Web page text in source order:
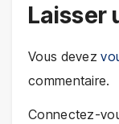
Laisser
Vous devez
commentaire.
Connectez-